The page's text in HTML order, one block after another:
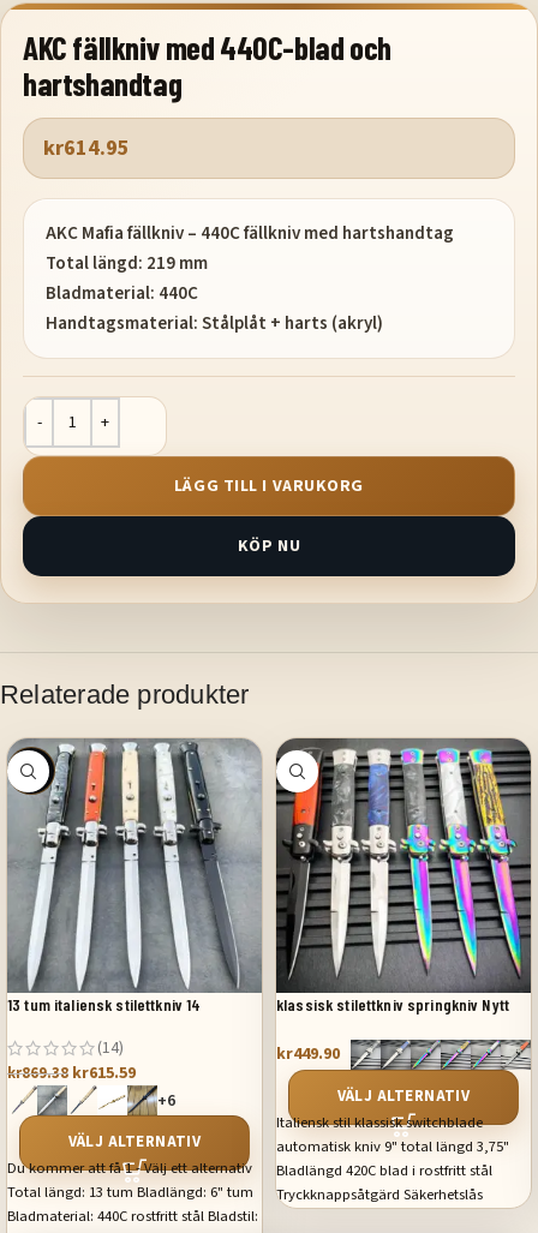
AKC fällkniv med 440C-blad och
hartshandtag
kr614.95
AKC Mafia fällkniv – 440C fällkniv med hartshandtag
Total längd: 219 mm
Bladmaterial: 440C
Handtagsmaterial: Stålplåt + harts (akryl)
LÄGG TILL I VARUKORG
KÖP NU
Relaterade produkter
SALE
13 tum italiensk stilettkniv 14
(14)
kr869.38 kr615.59
+6
VÄLJ ALTERNATIV
Du kommer att få 1 - Välj ett alternativ
Total längd: 13 tum Bladlängd: 6" tum
Bladmaterial: 440C rostfritt stål Bladstil:
klassisk stilettkniv springkniv Nytt
kr449.90
VÄLJ ALTERNATIV
Italiensk stil klassisk switchblade
automatisk kniv 9" total längd 3,75"
Bladlängd 420C blad i rostfritt stål
Tryckknappsåtgärd Säkerhetslås